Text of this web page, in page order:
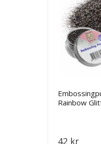
Rainbow
42 kr